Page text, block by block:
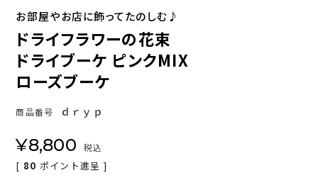
お部屋やお店に飾ってたのしむ♪
ドライフラワーの花束
ドライブーケ ピンクMIX
ローズブーケ
商品番号 ｄｒｙｐ
¥8,800 税込
[ 80 ポイント進呈 ]